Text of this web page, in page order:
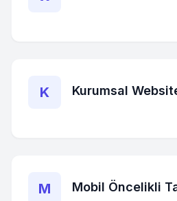
K Kurumsal
M Mobil Öncelikli